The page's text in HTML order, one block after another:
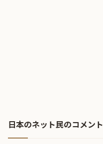
日本のネット民のコメント